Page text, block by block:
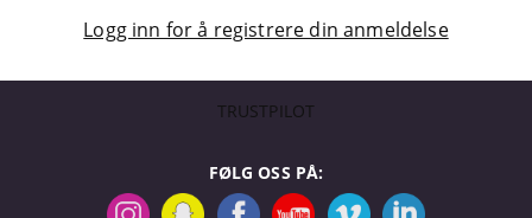
Logg inn for å registrere din anmeldelse
TRUSTPILOT
FØLG OSS PÅ: